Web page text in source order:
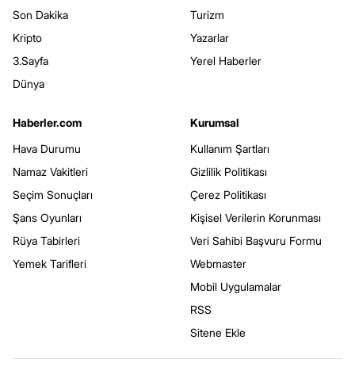
Son Dakika
Kripto
3.Sayfa
Dünya
Turizm
Yazarlar
Yerel Haberler
Haberler.com
Hava Durumu
Namaz Vakitleri
Seçim Sonuçları
Şans Oyunları
Rüya Tabirleri
Yemek Tarifleri
Kurumsal
Kullanım Şartları
Gizlilik Politikası
Çerez Politikası
Kişisel Verilerin Korunması
Veri Sahibi Başvuru Formu
Webmaster
Mobil Uygulamalar
RSS
Sitene Ekle